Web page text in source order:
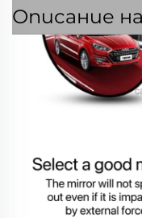
Описание